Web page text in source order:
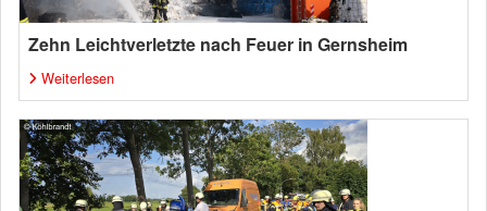
Zehn Leichtverletzte nach Feuer in Gernsheim
Weiterlesen